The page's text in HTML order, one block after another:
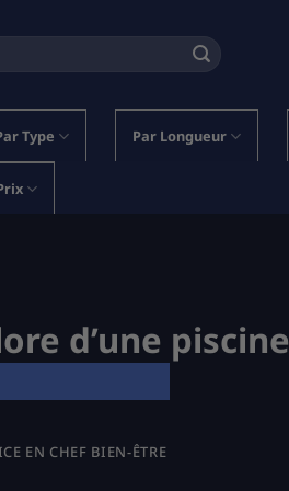
Type Par Longueur
d’une piscine
EN CHEF BIEN-ÊTRE